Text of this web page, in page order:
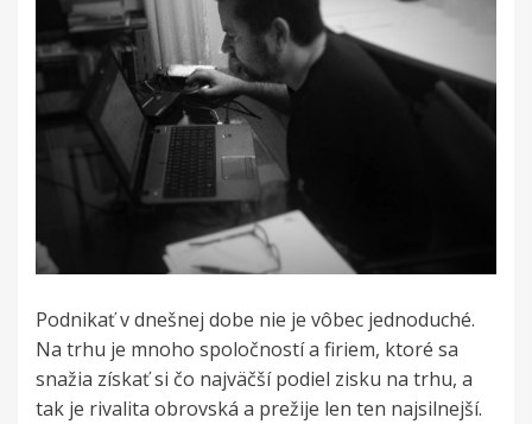
Podnikať v dnešnej dobe nie je vôbec jednoduché.
Na trhu je mnoho spoločností a firiem, ktoré sa
snažia získať si čo najväčší podiel zisku na trhu, a
tak je rivalita obrovská a prežije len ten najsilnejší.